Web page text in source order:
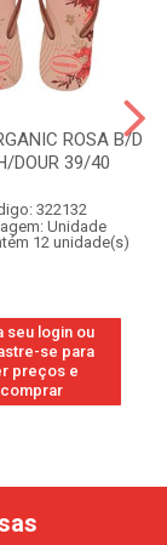
ROSA B/D
DOUR 39/40
322132
Unidade
12 unidade(s)
seu login ou
se para
preços e
comprar